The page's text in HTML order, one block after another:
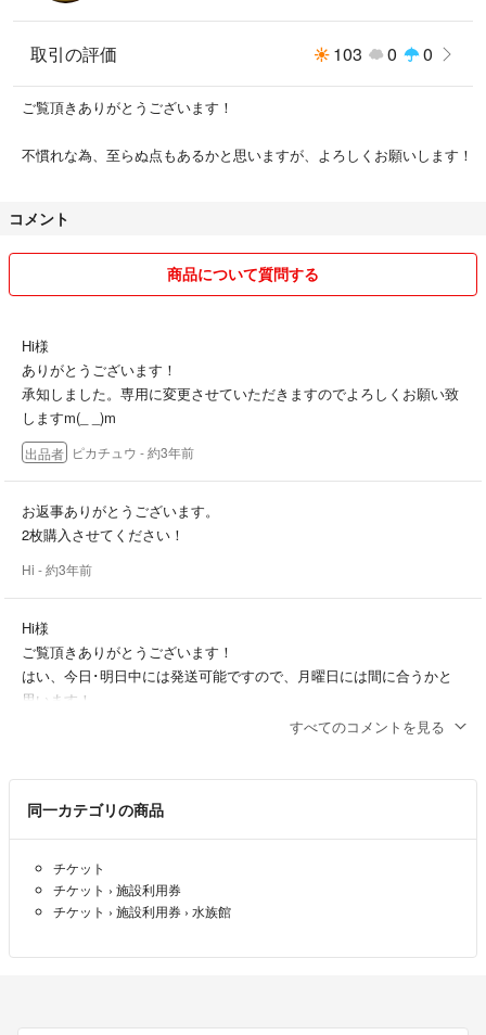
取引の評価 103 0 0
ご覧頂きありがとうございます！
不慣れな為、至らぬ点もあるかと思いますが、よろしくお願いします！
コメント
商品について質問する
Hi様
ありがとうございます！
承知しました。専用に変更させていただきますのでよろしくお願い致
しますm(_ _)m
出品者 ピカチュウ - 約3年前
お返事ありがとうございます。
2枚購入させてください！
Hi - 約3年前
Hi様
ご覧頂きありがとうございます！
はい、今日･明日中には発送可能ですので、月曜日には間に合うかと
思います！
よろしければ2枚で2700円に変更させていただきます。
連投すみません。
神奈川県への発送でお願いしたいです。
- 約3年前
14日(月)の午後使用希望なのですが、間に合うように発送可能でしょ
すべてのコメントを見る
同一カテゴリの商品
チケット
チケット › 施設利用券
チケット › 施設利用券 › 水族館